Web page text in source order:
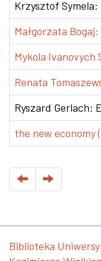
Krzysztof
Małgorzata
Mykola Ivanovych
Renata
Ryszard Gerlach:
the new economy
Biblioteka